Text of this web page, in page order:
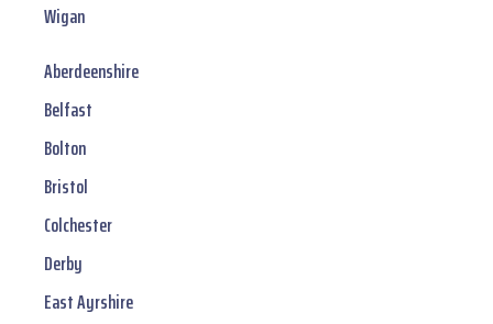
Wigan
Aberdeenshire
Belfast
Bolton
Bristol
Colchester
Derby
East Ayrshire